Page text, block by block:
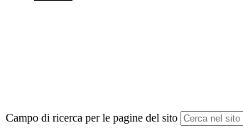
Campo di ricerca per le pagine del sito